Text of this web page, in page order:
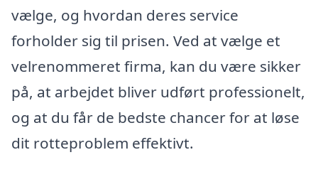
vælge, og hvordan deres service
forholder sig til prisen. Ved at vælge et
velrenommeret firma, kan du være sikker
på, at arbejdet bliver udført professionelt,
og at du får de bedste chancer for at løse
dit rotteproblem effektivt.